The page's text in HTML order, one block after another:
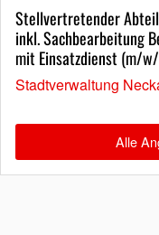
Stellvertretender
inkl. Sachbearbeitung
mit Einsatzdienst (m/
Stadtverwaltung
Alle